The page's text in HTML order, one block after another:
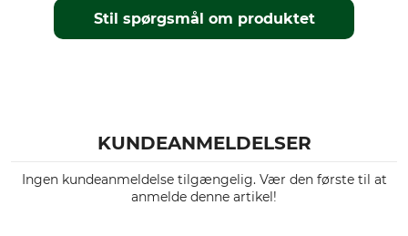
Stil spørgsmål om produktet
KUNDEANMELDELSER
Ingen kundeanmeldelse tilgængelig. Vær den første til at
anmelde denne artikel!